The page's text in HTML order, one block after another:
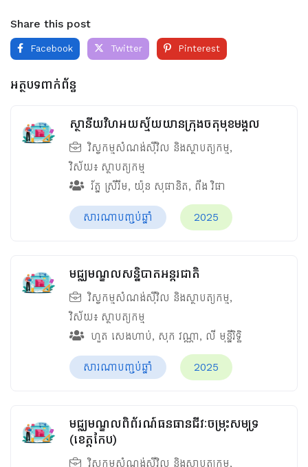
Share this post
Facebook Twitter Pinterest
អត្ថបទពាក់ព័ន្ធ
ស្ថានីយវិហអយស្ម័យយានក្រុងចតុមុខមង្គល
វិស្វកម្មសំណង់ស៊ីវិល និងស្ថាបត្យកម្ម,
វិស័យ៖ ស្ថាបត្យកម្ម
រ័ត្ន ស្រីរីម, យ៉ុន សុផានិត, ពឹង វិផា
សារណាបញ្ចប់ឆ្នាំ 2025
មជ្ឈមណ្ឌលសន្និបាតអន្តរជាតិ
វិស្វកម្មសំណង់ស៊ីវិល និងស្ថាបត្យកម្ម,
វិស័យ៖ ស្ថាបត្យកម្ម
ហួត សេងហាប់, សុក វណ្ណា, លី មុន្នីរិទ្ធិ
សារណាបញ្ចប់ឆ្នាំ 2025
មជ្ឈមណ្ឌលពិព័រណ៍ធនធានជីវៈចម្រុះសមុទ្រ
(ខេត្តកែប)
វិស្វកម្មសំណង់ស៊ីវិល និងស្ថាបត្យកម្ម,